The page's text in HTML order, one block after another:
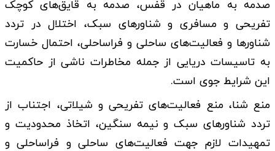
صدمه به ماهیان در قفس، صدمه به قایق‌های کوچک
تفریحی و مسافری و شناورهای سبک، اختلال در تردد
شناورها و فعالیت‌های ساحلی و فراساحلی، احتمال خسارت
به تاسیسات دریایی از جمله مخاطرات ناشی از حاکمیت
این شرایط جوی است.
منع شنا، منع فعالیت‌های تفریحی و شیلاتی، اجتناب از
تردد شناورهای سبک و نیمه سنگین، اتخاذ محدودیت و
تمهیدات لازم جهت فعالیت‌های ساحلی و فراساحلی و